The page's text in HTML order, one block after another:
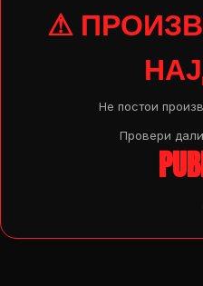
⚠
Не постои
Провери